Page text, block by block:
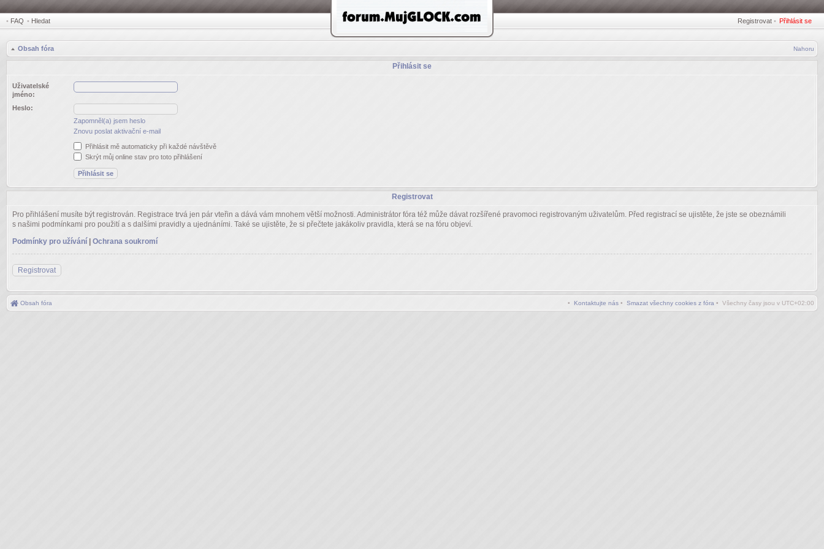
• FAQ • Hledat Registrovat • Přihlásit se
Obsah fóra Nahoru
Přihlásit se
Uživatelské
jméno:
Heslo:
Zapomněl(a) jsem heslo
Znovu poslat aktivační e-mail
Přihlásit mě automaticky při každé návštěvě
Skrýt můj online stav pro toto přihlášení
Registrovat
Pro přihlášení musíte být registrován. Registrace trvá jen pár vteřin a dává vám mnohem větší možnosti. Administrátor fóra též může dávat rozšířené pravomoci registrovaným uživatelům. Před registrací se ujistěte, že jste se obeznámili
s našimi podmínkami pro použití a s dalšími pravidly a ujednáními. Také se ujistěte, že si přečtete jakákoliv pravidla, která se na fóru objeví.
Podmínky pro užívání
Ochrana soukromí
Registrovat
Obsah fóra • Všechny časy jsou v UTC+02:00
• Smazat všechny cookies z fóra
• Kontaktujte nás